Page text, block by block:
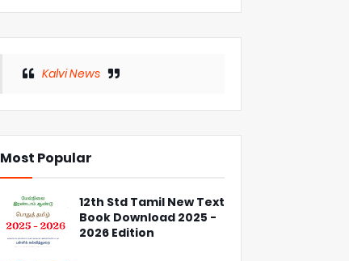
Kalvi News
Most Popular
12th Std Tamil New Text
Book Download 2025 -
2026 Edition